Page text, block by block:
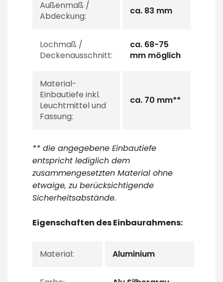
Außenmaß /
Abdeckung:
ca. 83 mm
Lochmaß /
Deckenausschnitt:
ca. 68-75
mm möglich
Material-
Einbautiefe inkl.
Leuchtmittel und
Fassung:
ca. 70 mm**
** die angegebene Einbautiefe
entspricht lediglich dem
zusammengesetzten Material ohne
etwaige, zu berücksichtigende
Sicherheitsabstände.
Eigenschaften des Einbaurahmens:
Material: Aluminium